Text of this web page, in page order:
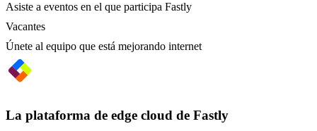
Asiste a eventos en el que participa Fastly
Vacantes
Únete al equipo que está mejorando internet
La plataforma de edge cloud de Fastly